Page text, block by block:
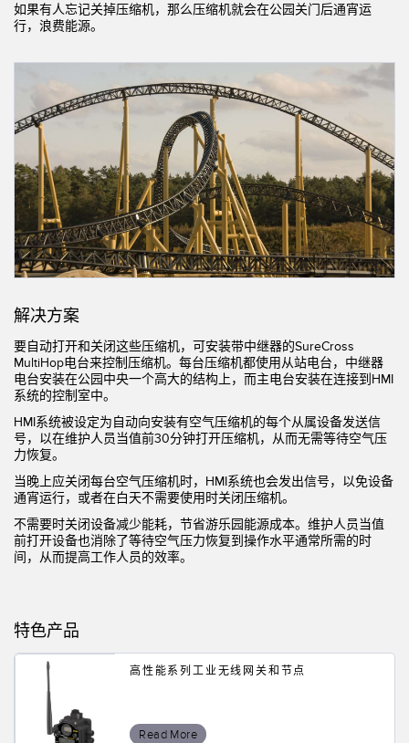
测量光幕
3D飞行时间
雷达传感器
超声波传感器
光纤放大器
光纤
槽形和标签传感器
色标、颜色和荧光传感器
拾取指示灯传感器
温度传感器
检测阵列和宽光束传感器
状态监测传感器
无线状态监测传感器
振动传感器
附件
线缆
转换器
软件
机器监控/设备综合效率
物料、服务或托盘取件呼叫
状况监测：预测性维护和预防性维护
设备综合效率 (OEE)
远程监控
预测性维护与状态监控
预测性维护与状态监控
相关链接
冲洗
IO-Link
如果有人忘记关掉压缩机，那么压缩机就会在公园关门后通宵运
行，浪费能源。
解决方案
要自动打开和关闭这些压缩机，可安装带中继器的SureCross
MultiHop电台来控制压缩机。每台压缩机都使用从站电台，中继器
电台安装在公园中央一个高大的结构上，而主电台安装在连接到HMI
系统的控制室中。
HMI系统被设定为自动向安装有空气压缩机的每个从属设备发送信
号，以在维护人员当值前30分钟打开压缩机，从而无需等待空气压
力恢复。
当晚上应关闭每台空气压缩机时，HMI系统也会发出信号，以免设备
通宵运行，或者在白天不需要使用时关闭压缩机。
不需要时关闭设备减少能耗，节省游乐园能源成本。维护人员当值
前打开设备也消除了等待空气压力恢复到操作水平通常所需的时
间，从而提高工作人员的效率。
特色产品
高性能系列工业无线网关和节点
Read More